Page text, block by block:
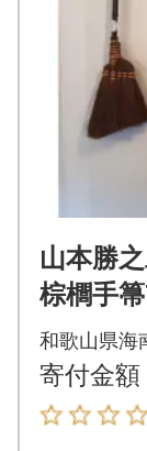
山本勝
棕櫚手
き
和歌山県海
寄付金額